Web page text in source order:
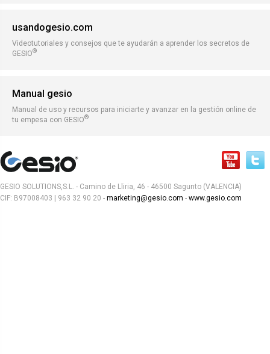
usandogesio.com
Videotutoriales y consejos que te ayudarán a aprender los secretos de
GESIO®
Manual gesio
Manual de uso y recursos para iniciarte y avanzar en la gestión online de
tu empesa con GESIO®
GESIO SOLUTIONS,S.L. - Camino de Lliria, 46 - 46500 Sagunto (VALENCIA)
CIF: B97008403 | 963 32 90 20 - marketing@gesio.com - www.gesio.com